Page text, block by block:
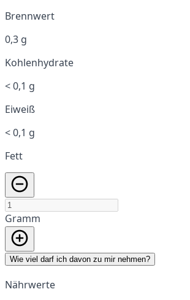
Brennwert
0,3 g
Kohlenhydrate
< 0,1 g
Eiweiß
< 0,1 g
Fett
Gramm
Wie viel darf ich davon zu mir nehmen?
Nährwerte